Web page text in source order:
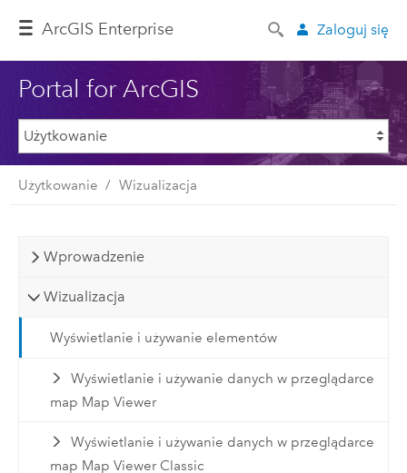
ArcGIS Enterprise Zaloguj się
Portal for ArcGIS
Użytkowanie Wizualizacja
Wprowadzenie
Wizualizacja
Wyświetlanie i używanie elementów
Wyświetlanie i używanie danych w przeglądarce
map Map Viewer
Wyświetlanie i używanie danych w przeglądarce
map Map Viewer Classic